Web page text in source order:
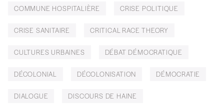
COMMUNE HOSPITALIÈRE CRISE POLITIQUE
CRISE SANITAIRE CRITICAL RACE THEORY
CULTURES URBAINES DÉBAT DÉMOCRATIQUE
DÉCOLONIAL DÉCOLONISATION DÉMOCRATIE
DIALOGUE DISCOURS DE HAINE